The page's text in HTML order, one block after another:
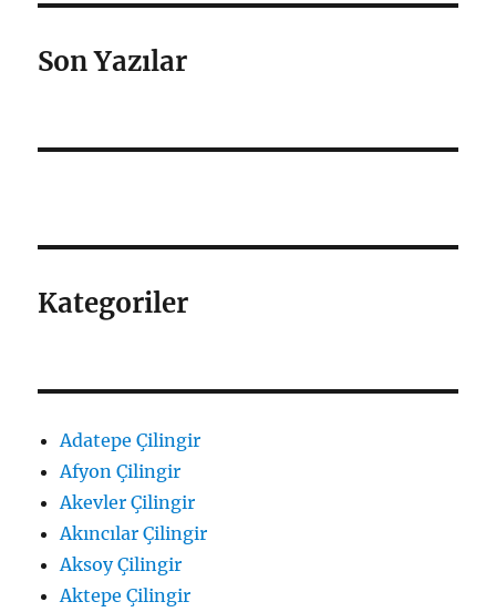
Son Yazılar
Kategoriler
Adatepe Çilingir
Afyon Çilingir
Akevler Çilingir
Akıncılar Çilingir
Aksoy Çilingir
Aktepe Çilingir